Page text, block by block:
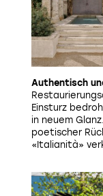
Authentisch
Einsturz
in neuem
poetischer
«Italianità»